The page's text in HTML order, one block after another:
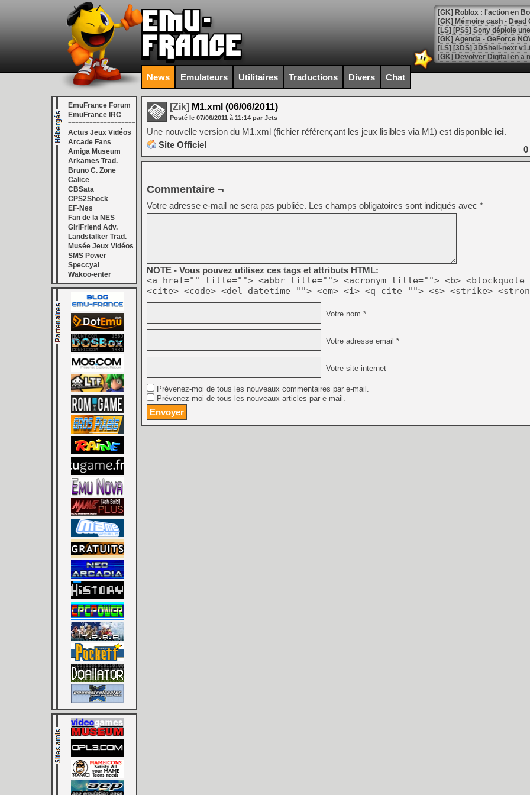
[GK] Roblox : l'action en
[GK] Agenda - GeForce
[GK] Devolver Digital en a
[LS] [PS5] ps5-y2jb-
[GK] Pourquoi Marvel
[GK] Test : Restory : Chill
[GK] GTA 6 : Rockstar
[GK] Hot Wheels Infinite
[GK] Mémoire cash -
[GK] Résultats Nintendo :
[GK] Déjà des
[Mo5] Brickboy cherche à
[GK] Minecraft et ses «
[GK] Beast of
[GK] Ubisoft : fin de partie
[GK] Mémoire cash -
[GK] Dan Houser (GTA)
[GK] Comment EA Sports
[GK] Crimson Moon : un
[GK] Isle of Reveries : le
[GK] Moonlighter 2 : The
[GK] Capcom relance
[Mo5] Deux inédits du
[GK] Le beat'em up The
[GK] Endless Legend 2 :
[LS] [PS5] Le WebKit
[GK] Oubliez Crazy Taxi,
[LS] [Switch] NSZ 5.0.0
[GK] Bethesda fête les 30
News Emulateurs Utilitaires Traductions Divers Chat
EmuFrance Forum
EmuFrance IRC
===================
Actus Jeux Vidéos
Arcade Fans
Amiga Museum
Arkames Trad.
Bruno C. Zone
Calice
CBSata
CPS2Shock
EF-Nes
Fan de la NES
GirlFriend Adv.
Landstalker Trad.
Musée Jeux Vidéos
SMS Power
Speccyal
Wakoo-enter
[Zik] M1.xml (06/06/2011)
Posté le 07/06/2011 à 11:14 par Jets
Une nouvelle version du M1.xml (fichier référençant les jeux lisibles via M1) est disponible ici.
Site Officiel
0
Commentaire ¬
Votre adresse e-mail ne sera pas publiée. Les champs obligatoires sont indiqués avec *
NOTE - Vous pouvez utilisez ces tags et attributs HTML:
<a href="" title=""> <abbr title=""> <acronym title=""> <b> <blockquote
<cite> <code> <del datetime=""> <em> <i> <q cite=""> <s> <strike>
Votre nom *
Votre adresse email *
Votre site internet
Prévenez-moi de tous les nouveaux commentaires par e-mail.
Prévenez-moi de tous les nouveaux articles par e-mail.